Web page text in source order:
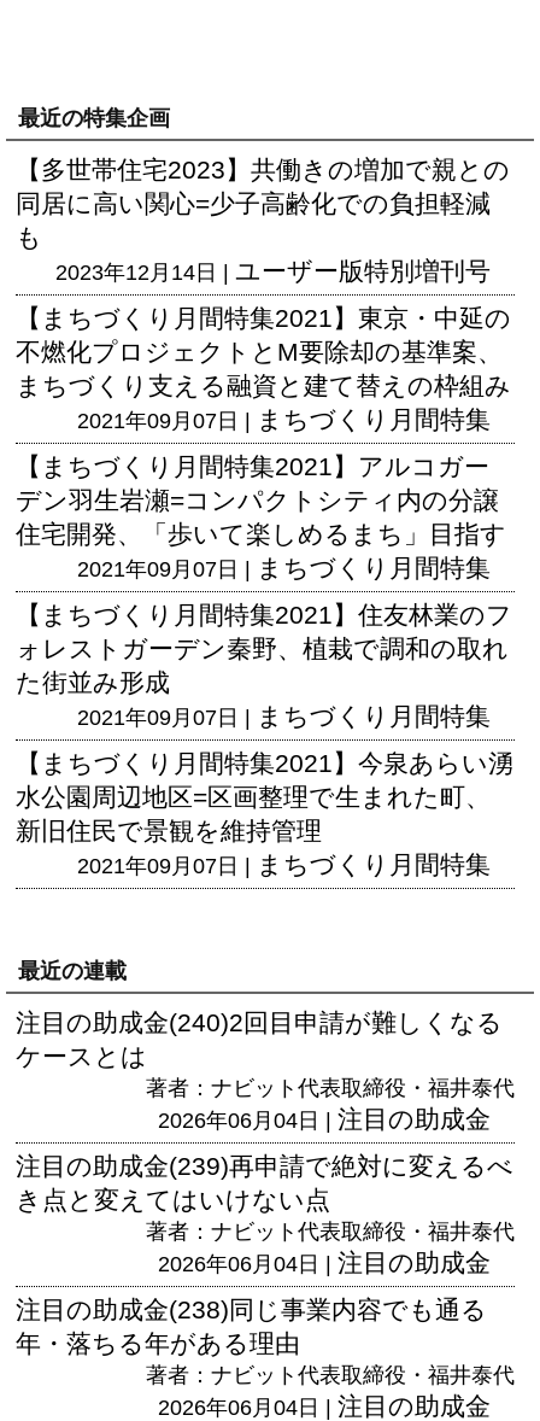
最近の特集企画
【多世帯住宅2023】共働きの増加で親との
同居に高い関心=少子高齢化での負担軽減
も
2023年12月14日 | ユーザー版特別増刊号
【まちづくり月間特集2021】東京・中延の
不燃化プロジェクトとM要除却の基準案、
まちづくり支える融資と建て替えの枠組み
2021年09月07日 | まちづくり月間特集
【まちづくり月間特集2021】アルコガー
デン羽生岩瀬=コンパクトシティ内の分譲
住宅開発、「歩いて楽しめるまち」目指す
2021年09月07日 | まちづくり月間特集
【まちづくり月間特集2021】住友林業のフ
ォレストガーデン秦野、植栽で調和の取れ
た街並み形成
2021年09月07日 | まちづくり月間特集
【まちづくり月間特集2021】今泉あらい湧
水公園周辺地区=区画整理で生まれた町、
新旧住民で景観を維持管理
2021年09月07日 | まちづくり月間特集
最近の連載
注目の助成金(240)2回目申請が難しくなる
ケースとは
著者：ナビット代表取締役・福井泰代
2026年06月04日 | 注目の助成金
注目の助成金(239)再申請で絶対に変えるべ
き点と変えてはいけない点
著者：ナビット代表取締役・福井泰代
2026年06月04日 | 注目の助成金
注目の助成金(238)同じ事業内容でも通る
年・落ちる年がある理由
著者：ナビット代表取締役・福井泰代
2026年06月04日 | 注目の助成金